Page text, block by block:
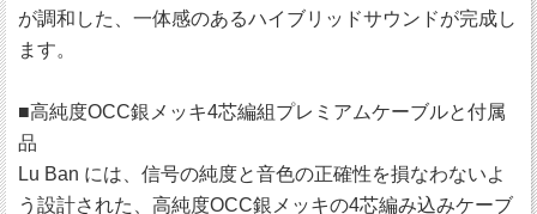
が調和した、一体感のあるハイブリッドサウンドが完成し
ます。
■高純度OCC銀メッキ4芯編組プレミアムケーブルと付属
品
Lu Ban には、信号の純度と音色の正確性を損なわないよ
う設計された、高純度OCC銀メッキの4芯編み込みケーブ